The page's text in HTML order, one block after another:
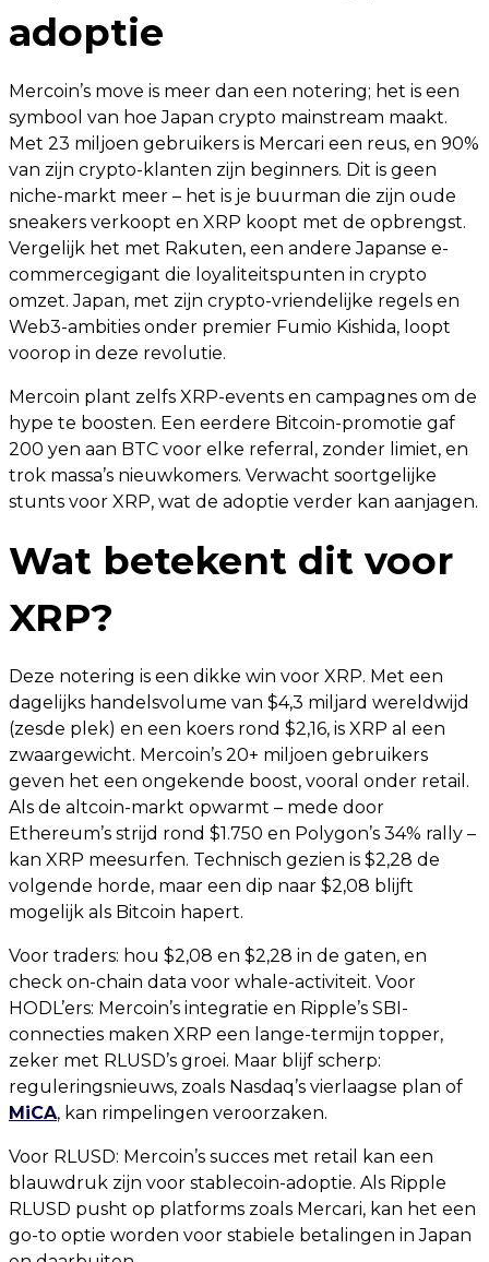
adoptie
Mercoin’s move is meer dan een notering; het is een
symbool van hoe Japan crypto mainstream maakt.
Met 23 miljoen gebruikers is Mercari een reus, en 90%
van zijn crypto-klanten zijn beginners. Dit is geen
niche-markt meer – het is je buurman die zijn oude
sneakers verkoopt en XRP koopt met de opbrengst.
Vergelijk het met Rakuten, een andere Japanse e-
commercegigant die loyaliteitspunten in crypto
omzet. Japan, met zijn crypto-vriendelijke regels en
Web3-ambities onder premier Fumio Kishida, loopt
voorop in deze revolutie.
Mercoin plant zelfs XRP-events en campagnes om de
hype te boosten. Een eerdere Bitcoin-promotie gaf
200 yen aan BTC voor elke referral, zonder limiet, en
trok massa’s nieuwkomers. Verwacht soortgelijke
stunts voor XRP, wat de adoptie verder kan aanjagen.
Wat betekent dit voor
XRP?
Deze notering is een dikke win voor XRP. Met een
dagelijks handelsvolume van $4,3 miljard wereldwijd
(zesde plek) en een koers rond $2,16, is XRP al een
zwaargewicht. Mercoin’s 20+ miljoen gebruikers
geven het een ongekende boost, vooral onder retail.
Als de altcoin-markt opwarmt – mede door
Ethereum’s strijd rond $1.750 en Polygon’s 34% rally –
kan XRP meesurfen. Technisch gezien is $2,28 de
volgende horde, maar een dip naar $2,08 blijft
mogelijk als Bitcoin hapert.
Voor traders: hou $2,08 en $2,28 in de gaten, en
check on-chain data voor whale-activiteit. Voor
HODL’ers: Mercoin’s integratie en Ripple’s SBI-
connecties maken XRP een lange-termijn topper,
zeker met RLUSD’s groei. Maar blijf scherp:
reguleringsnieuws, zoals Nasdaq’s vierlaagse plan of
MiCA, kan rimpelingen veroorzaken.
Voor RLUSD: Mercoin’s succes met retail kan een
blauwdruk zijn voor stablecoin-adoptie. Als Ripple
RLUSD pusht op platforms zoals Mercari, kan het een
go-to optie worden voor stabiele betalingen in Japan